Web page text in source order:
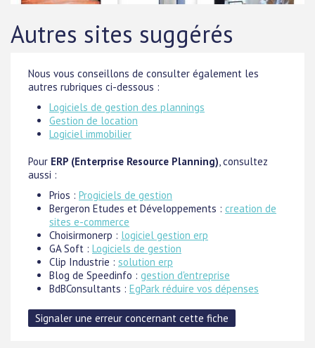
Autres sites suggérés
Nous vous conseillons de consulter également les
autres rubriques ci-dessous :
Logiciels de gestion des plannings
Gestion de location
Logiciel immobilier
Pour ERP (Enterprise Resource Planning), consultez
aussi :
Prios : Progiciels de gestion
Bergeron Etudes et Développements : creation de
sites e-commerce
Choisirmonerp : logiciel gestion erp
GA Soft : Logiciels de gestion
Clip Industrie : solution erp
Blog de Speedinfo : gestion d'entreprise
BdBConsultants : EgPark réduire vos dépenses